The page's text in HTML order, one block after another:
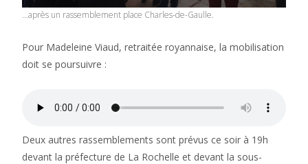
…après un rassemblement place Charles-de-Gaulle.
Pour Madeleine Viaud, retraitée royannaise, la mobilisation
doit se poursuivre :
Deux autres rassemblements sont prévus ce soir à 19h
devant la préfecture de La Rochelle et devant la sous-